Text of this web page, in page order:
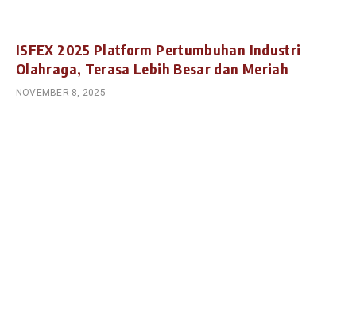
ISFEX 2025 Platform Pertumbuhan Industri
Olahraga, Terasa Lebih Besar dan Meriah
NOVEMBER 8, 2025